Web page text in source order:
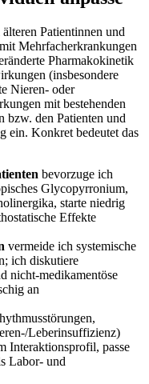
Patientinnen ​und
⁢Mehrfacherkrankungen
Pharmakokinetik
(insbesondere
Nieren‑ oder
mit bestehenden
bzw.​ den Patienten und
ein. Konkret bedeutet⁢ das
bevorzuge ich
‌Glycopyrronium,⁣
starte niedrig
Effekte⁣
vermeide ‌ich systemische
ich diskutiere
nicht‑medikamentöse⁢
an
Leberinsuffizienz)
Interaktionsprofil,⁢ passe
Labor‑ und